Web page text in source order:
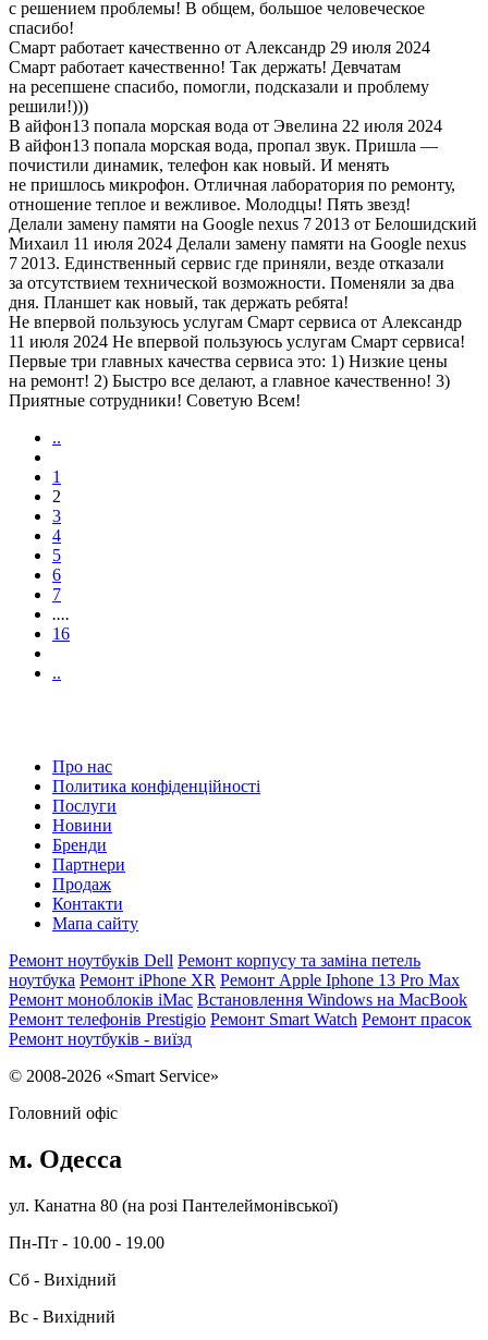
с решением проблемы! В общем, большое человеческое
спасибо!
Смарт работает качественно от Александр 29 июля 2024
Смарт работает качественно! Так держать! Девчатам
на ресепшене спасибо, помогли, подсказали и проблему
решили!)))
В айфон13 попала морская вода от Эвелина 22 июля 2024
В айфон13 попала морская вода, пропал звук. Пришла —
почистили динамик, телефон как новый. И менять
не пришлось микрофон. Отличная лаборатория по ремонту,
отношение теплое и вежливое. Молодцы! Пять звезд!
Делали замену памяти на Google nexus 7 2013 от Белошидский
Михаил 11 июля 2024 Делали замену памяти на Google nexus
7 2013. Единственный сервис где приняли, везде отказали
за отсутствием технической возможности. Поменяли за два
дня. Планшет как новый, так держать ребята!
Не впервой пользуюсь услугам Смарт сервиса от Александр
11 июля 2024 Не впервой пользуюсь услугам Смарт сервиса!
Первые три главных качества сервиса это: 1) Низкие цены
на ремонт! 2) Быстро все делают, а главное качественно! 3)
Приятные сотрудники! Советую Всем!
..
1
2
3
4
5
6
7
....
16
..
Про нас
Политика конфіденційності
Послуги
Новини
Бренди
Партнери
Продаж
Контакти
Мапа сайту
Ремонт ноутбуків Dell Ремонт корпусу та заміна петель
ноутбука Ремонт iPhone XR Ремонт Apple Iphone 13 Pro Max
Ремонт моноблоків iMac Встановлення Windows на MacBook
Ремонт телефонів Prestigio Ремонт Smart Watch Ремонт прасок
Ремонт ноутбуків - виїзд
© 2008-2026 «Smart Service»
Головний офіс
м. Одесса
ул. Канатна 80 (на розі Пантелеймонівської)
Пн-Пт - 10.00 - 19.00
Сб - Вихідний
Вс - Вихідний